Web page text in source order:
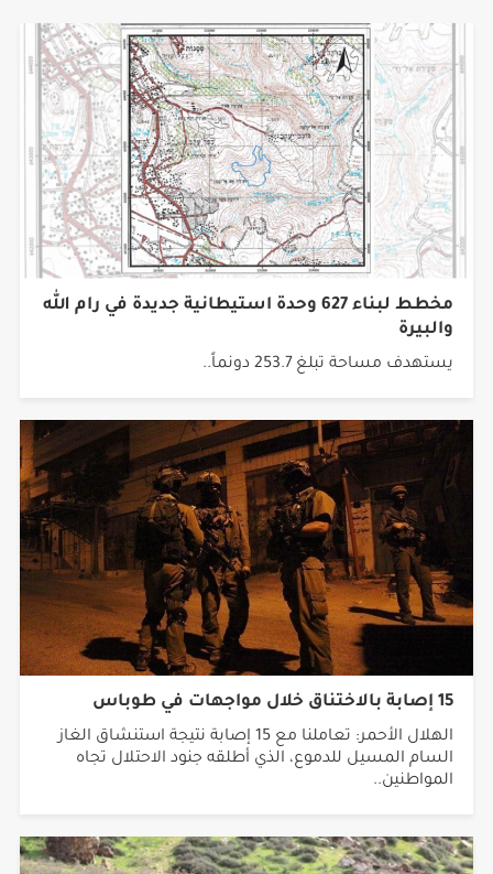
مخطط لبناء 627 وحدة استيطانية جديدة في رام الله
والبيرة
يستهدف مساحة تبلغ 253.7 دونماً..
15 إصابة بالاختناق خلال مواجهات في طوباس
الهلال الأحمر: تعاملنا مع 15 إصابة نتيجة استنشاق الغاز
السام المسيل للدموع، الذي أطلقه جنود الاحتلال تجاه
المواطنين..